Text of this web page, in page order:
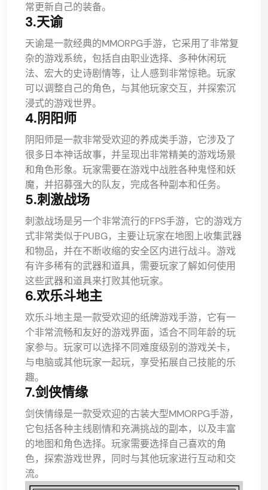
常更新自己的装备。
3.天谕
天谕是一款经典的MMORPG手游，它采用了非常复
杂的游戏系统，包括自由职业选择、多种休闲玩
法、宏大的史诗剧情等，让人感到非常惊艳。玩家
可以调整自己的角色，与其他玩家交互，并探索沉
浸式的游戏世界。
4.阴阳师
阴阳师是一款非常受欢迎的养成类手游，它涉及了
很多日本神话故事，并呈现出非常精美的游戏场景
和角色形象。玩家需要在游戏中战胜各种鬼怪和妖
魔，并招募强大的队友，完成各种副本和任务。
5.刺激战场
刺激战场是另一个非常流行的FPS手游，它的游戏方
式非常类似于PUBG，主要让玩家在地图上收集武器
和物品，并在不断收缩的安全区内进行战斗。游戏
有许多稀有的武器和道具，需要玩家了解如何使用
这些武器和道具来打败其他玩家。
6.欢乐斗地主
欢乐斗地主是一款受欢迎的纸牌游戏手游，它有一
个非常流畅和友好的游戏界面，适合不同年龄的玩
家参与。玩家可以选择不同难度级别的游戏关卡，
与电脑或其他玩家一起玩，享受拓展自己技能的乐
趣。
7.剑侠情缘
剑侠情缘是一款受欢迎的古装大型MMORPG手游，
它包括各种主线剧情和充满挑战的副本，以及丰富
的地图和角色选择。玩家需要选择自己喜欢的角
色，探索游戏世界，同时与其他玩家进行互动和交
流。